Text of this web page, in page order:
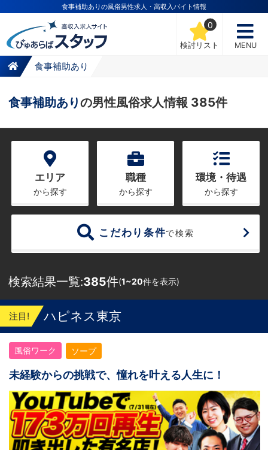
食事補助ありの風俗男性求人・高収入バイト情報
検討リスト
0
MENU
食事補助あり
食事補助ありの男性風俗求人情報 385件
エリア
から探す
職種
から探す
環境・待遇
から探す
こだわり条件で検索
検索結果一覧:385件(1~20件を表示)
注目! ハピネス東京
風俗ワーク ソープ
未経験からの挑戦で、憧れを叶える人生に！